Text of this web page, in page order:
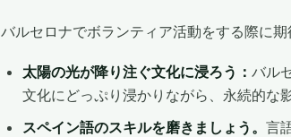
バルセロナでボランティア活動をする際に
太陽の光が降り注ぐ文化に浸ろう： バル
文化にどっぷり浸かりながら、永続的な
スペイン語のスキルを磨きましょう。 言